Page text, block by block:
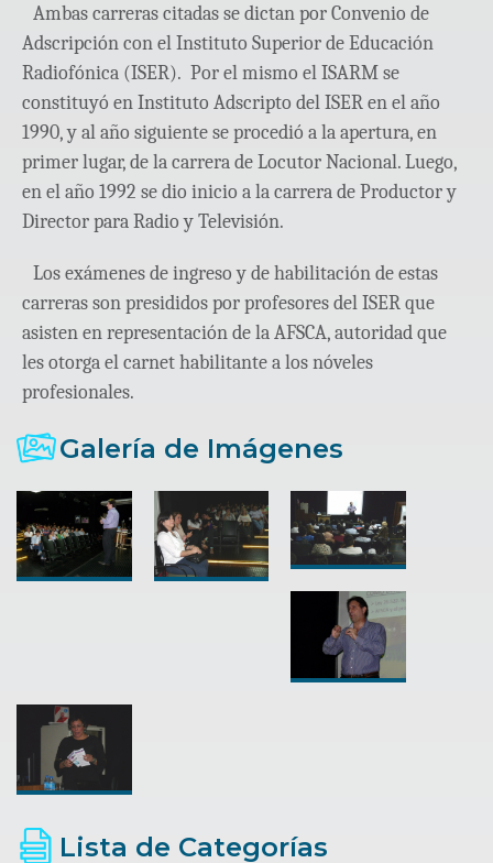
Ambas carreras citadas se dictan por Convenio de
Adscripción con el Instituto Superior de Educación
Radiofónica (ISER). Por el mismo el ISARM se
constituyó en Instituto Adscripto del ISER en el año
1990, y al año siguiente se procedió a la apertura, en
primer lugar, de la carrera de Locutor Nacional. Luego,
en el año 1992 se dio inicio a la carrera de Productor y
Director para Radio y Televisión.
Los exámenes de ingreso y de habilitación de estas
carreras son presididos por profesores del ISER que
asisten en representación de la AFSCA, autoridad que
les otorga el carnet habilitante a los nóveles
profesionales.
Galería de Imágenes
Lista de Categorías